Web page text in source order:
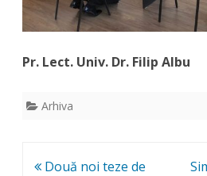
Pr. Lect. Univ. Dr. Filip Albu
Arhiva
Post
Două noi teze de